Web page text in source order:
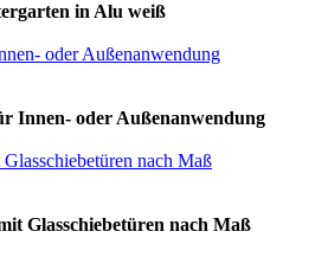
in Alu weiß
Innen- oder Außenanwendung
Glasschiebetüren nach Maß